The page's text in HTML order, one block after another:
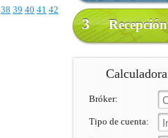
3
Bróker:
Tipo de cuenta:
38 39 40 41 42